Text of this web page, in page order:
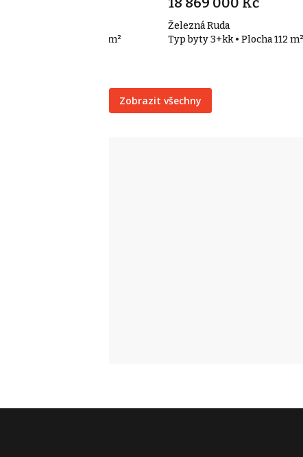
byty 3+kk • Plocha 89 m²
Železná Ruda
Typ byty 3+kk • Plocha 112 m²
Zobrazit všechny